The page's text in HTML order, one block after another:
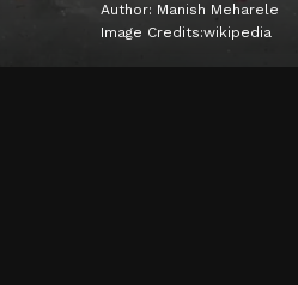
Author: Manish Meharele
Image Credits:wikipedia